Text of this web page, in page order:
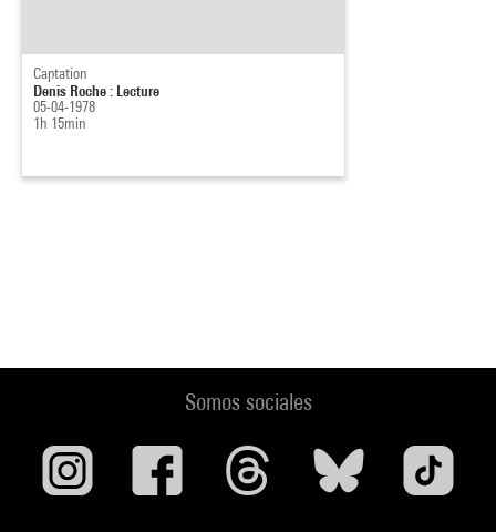
Captation
Denis Roche : Lecture
05-04-1978
1h 15min
Somos sociales